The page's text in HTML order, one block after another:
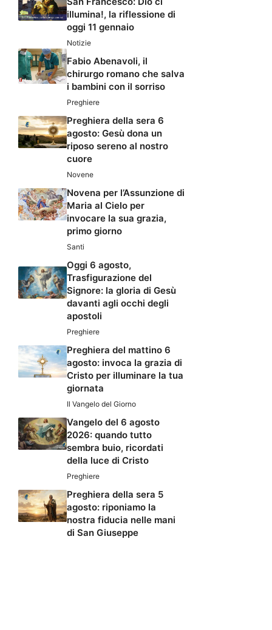
illumina!, la riflessione di
oggi 11 gennaio
Notizie
Fabio Abenavoli, il
chirurgo romano che salva
i bambini con il sorriso
Preghiere
Preghiera della sera 6
agosto: Gesù dona un
riposo sereno al nostro
cuore
Novene
Novena per l’Assunzione di
Maria al Cielo per
invocare la sua grazia,
primo giorno
Santi
Oggi 6 agosto,
Trasfigurazione del
Signore: la gloria di Gesù
davanti agli occhi degli
apostoli
Preghiere
Preghiera del mattino 6
agosto: invoca la grazia di
Cristo per illuminare la tua
giornata
Il Vangelo del Giorno
Vangelo del 6 agosto
2026: quando tutto
sembra buio, ricordati
della luce di Cristo
Preghiere
Preghiera della sera 5
agosto: riponiamo la
nostra fiducia nelle mani
di San Giuseppe